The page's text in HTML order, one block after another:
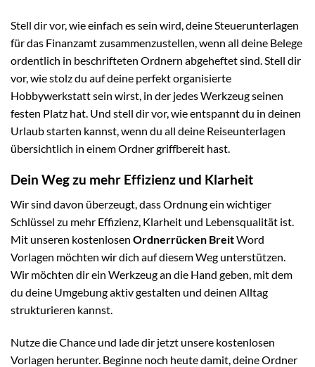
Stell dir vor, wie einfach es sein wird, deine Steuerunterlagen
für das Finanzamt zusammenzustellen, wenn all deine Belege
ordentlich in beschrifteten Ordnern abgeheftet sind. Stell dir
vor, wie stolz du auf deine perfekt organisierte
Hobbywerkstatt sein wirst, in der jedes Werkzeug seinen
festen Platz hat. Und stell dir vor, wie entspannt du in deinen
Urlaub starten kannst, wenn du all deine Reiseunterlagen
übersichtlich in einem Ordner griffbereit hast.
Dein Weg zu mehr Effizienz und Klarheit
Wir sind davon überzeugt, dass Ordnung ein wichtiger
Schlüssel zu mehr Effizienz, Klarheit und Lebensqualität ist.
Mit unseren kostenlosen Ordnerrücken BreitWord
Vorlagen möchten wir dich auf diesem Weg unterstützen.
Wir möchten dir ein Werkzeug an die Hand geben, mit dem
du deine Umgebung aktiv gestalten und deinen Alltag
strukturieren kannst.
Nutze die Chance und lade dir jetzt unsere kostenlosen
Vorlagen herunter. Beginne noch heute damit, deine Ordner